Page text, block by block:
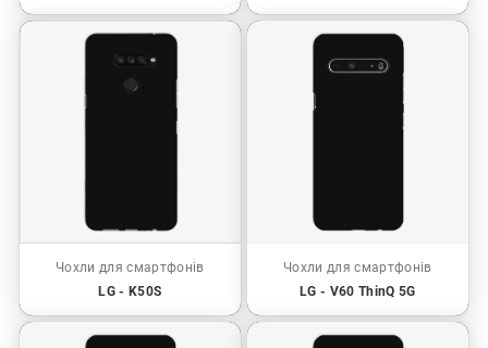
Чохли для смартфонів
LG - K50S
Чохли для смартфонів
LG - V60 ThinQ 5G